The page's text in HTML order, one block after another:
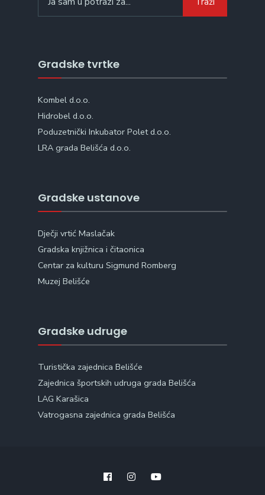
for:
Gradske tvrtke
Kombel d.o.o.
Hidrobel d.o.o.
Poduzetnički Inkubator Polet d.o.o.
LRA grada Belišća d.o.o.
Gradske ustanove
Dječji vrtić Maslačak
Gradska knjižnica i čitaonica
Centar za kulturu Sigmund Romberg
Muzej Belišće
Gradske udruge
Turistička zajednica Belišće
Zajednica športskih udruga grada Belišća
LAG Karašica
Vatrogasna zajednica grada Belišća